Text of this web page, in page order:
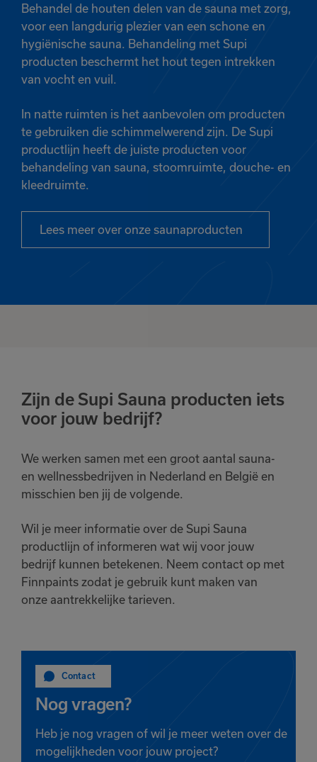
Behandel de houten delen van de sauna met zorg,
voor een langdurig plezier van een schone en
hygiënische sauna. Behandeling met Supi
producten beschermt het hout tegen intrekken
van vocht en vuil.
In natte ruimten is het aanbevolen om producten
te gebruiken die schimmelwerend zijn. De Supi
productlijn heeft de juiste producten voor
behandeling van sauna, stoomruimte, douche- en
kleedruimte.
Lees meer over onze saunaproducten
Zijn de Supi Sauna producten iets
voor jouw bedrijf?
We werken samen met een groot aantal sauna-
en wellnessbedrijven in Nederland en België en
misschien ben jij de volgende.
Wil je meer informatie over de Supi Sauna
productlijn of informeren wat wij voor jouw
bedrijf kunnen betekenen. Neem contact op met
Finnpaints zodat je gebruik kunt maken van
onze aantrekkelijke tarieven.
Contact
Nog vragen?
Heb je nog vragen of wil je meer weten over de
mogelijkheden voor jouw project?
Het product is